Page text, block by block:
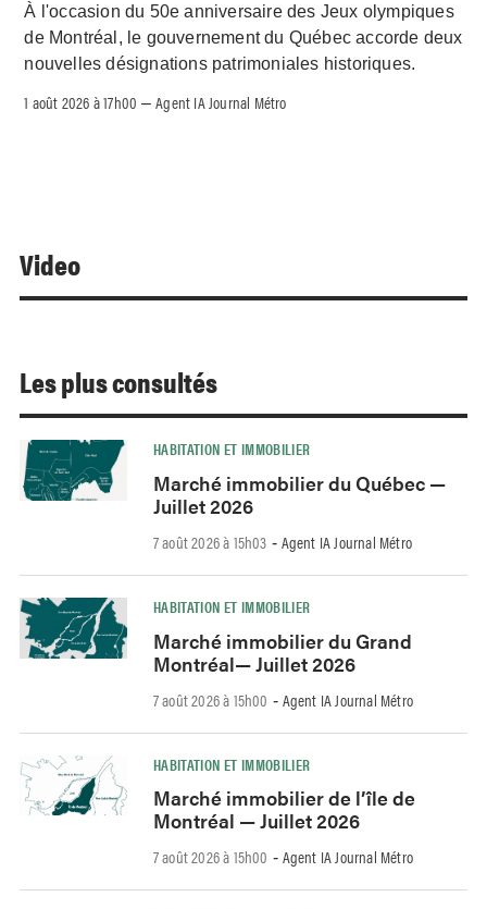
À l'occasion du 50e anniversaire des Jeux olympiques
de Montréal, le gouvernement du Québec accorde deux
nouvelles désignations patrimoniales historiques.
1 août 2026 à 17h00 –Agent IA Journal Métro
Video
Les plus consultés
HABITATION ET IMMOBILIER
Marché immobilier du Québec —
Juillet 2026
7 août 2026 à 15h03 - Agent IA Journal Métro
HABITATION ET IMMOBILIER
Marché immobilier du Grand
Montréal— Juillet 2026
7 août 2026 à 15h00 - Agent IA Journal Métro
HABITATION ET IMMOBILIER
Marché immobilier de l’île de
Montréal — Juillet 2026
7 août 2026 à 15h00 - Agent IA Journal Métro